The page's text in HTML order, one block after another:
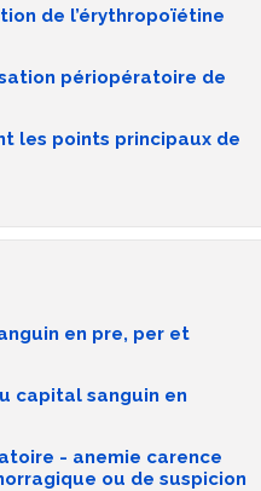
de l’érythropoïétine
périopératoire de
les points principaux de
en pre, per et
capital sanguin en
- anemie carence
ou de suspicion